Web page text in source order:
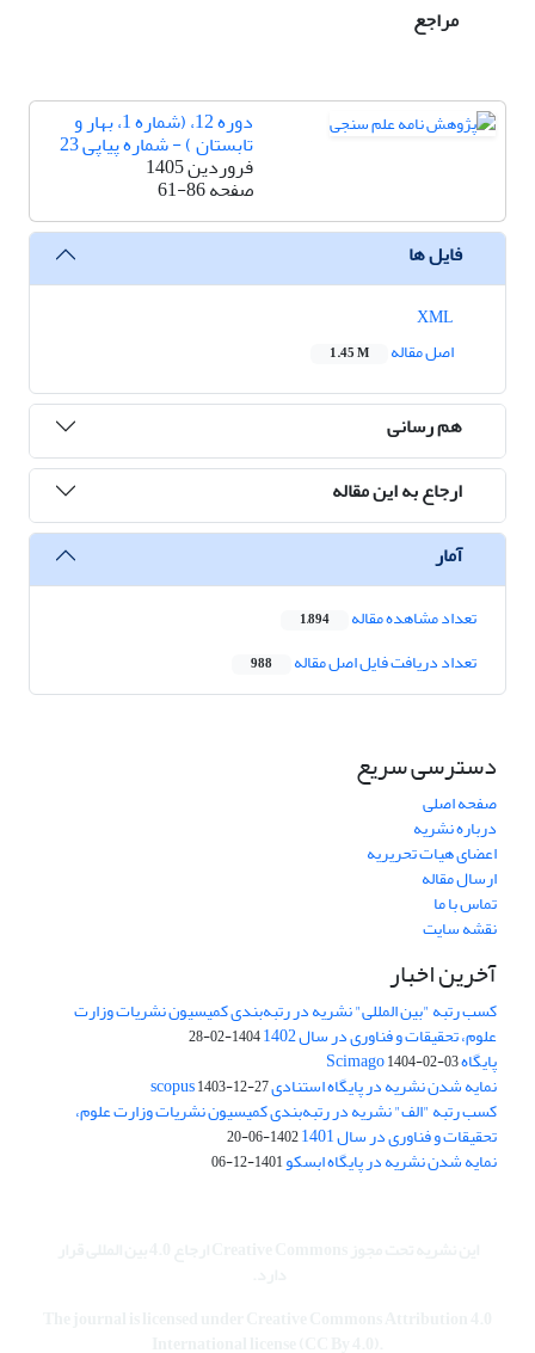
مراجع
دوره 12، (شماره 1، بهار و
تابستان ) - شماره پیاپی 23
فروردین 1405
صفحه61-86
فایل ها
اصل مقاله
1.45 M
هم رسانی
ارجاع به این مقاله
آمار
تعداد مشاهده مقاله 1,894
تعداد دریافت فایل اصل مقاله 988
دسترسی سریع
صفحه اصلی
درباره نشریه
اعضای هیات تحریریه
ارسال مقاله
تماس با ما
نقشه سایت
آخرین اخبار
کسب رتبه "بین المللی" نشریه در رتبه‌بندی کمیسیون نشریات وزارت
علوم، تحقیقات و فناوری در سال 1402 1404-02-28
پایگاه Scimago1404-02-03
نمایه شدن نشریه در پایگاه استنادی scopus1403-12-27
کسب رتبه "الف" نشریه در رتبه‌بندی کمیسیون نشریات وزارت علوم،
تحقیقات و فناوری در سال 1401 1402-06-20
نمایه شدن نشریه در پایگاه ابسکو1401-12-06